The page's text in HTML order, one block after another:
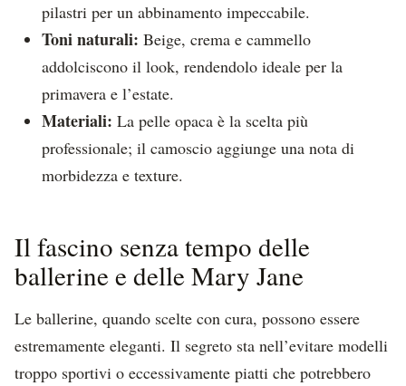
pilastri per un abbinamento impeccabile.
Toni naturali: Beige, crema e cammello
addolciscono il look, rendendolo ideale per la
primavera e l’estate.
Materiali: La pelle opaca è la scelta più
professionale; il camoscio aggiunge una nota di
morbidezza e texture.
Il fascino senza tempo delle
ballerine e delle Mary Jane
Le ballerine, quando scelte con cura, possono essere
estremamente eleganti. Il segreto sta nell’evitare modelli
troppo sportivi o eccessivamente piatti che potrebbero